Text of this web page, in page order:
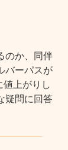
のか、同伴
バーパスが
上がりし
疑問に回答